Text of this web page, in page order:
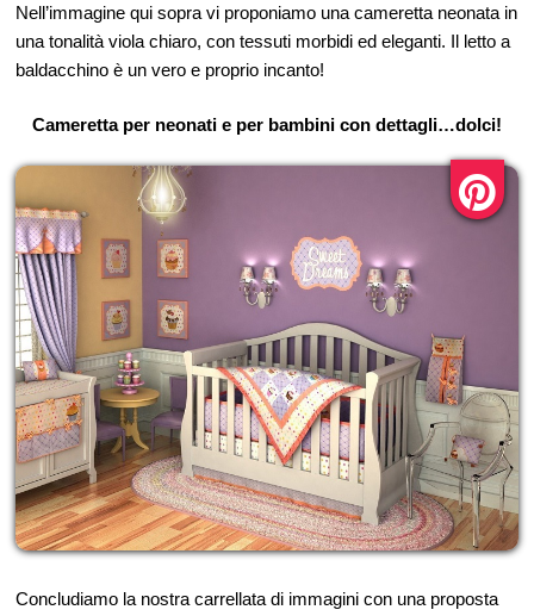
Nell’immagine qui sopra vi proponiamo una cameretta neonata in
una tonalità viola chiaro, con tessuti morbidi ed eleganti. Il letto a
baldacchino è un vero e proprio incanto!
Cameretta per neonati e per bambini con dettagli…dolci!
Concludiamo la nostra carrellata di immagini con una proposta